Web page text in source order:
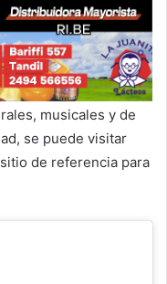
musicales y de
se puede visitar
de referencia para